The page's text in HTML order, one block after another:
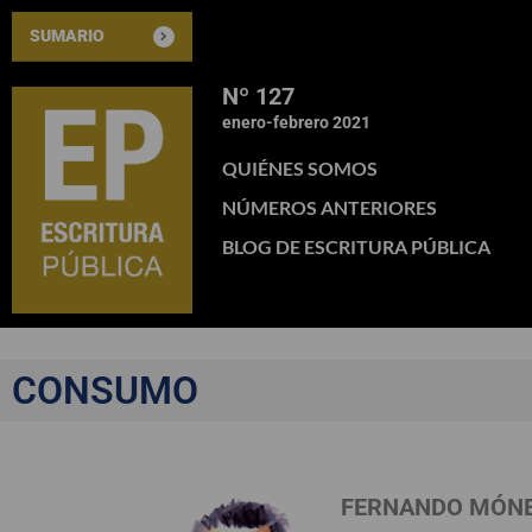
SUMARIO
Nº 127
enero-febrero 2021
QUIÉNES SOMOS
NÚMEROS ANTERIORES
BLOG DE ESCRITURA PÚBLICA
CONSUMO
FERNANDO